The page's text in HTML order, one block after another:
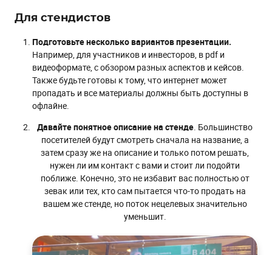
Для стендистов
Подготовьте несколько вариантов презентации.
Например, для участников и инвесторов, в pdf и
видеоформате, с обзором разных аспектов и кейсов.
Также будьте готовы к тому, что интернет может
пропадать и все материалы должны быть доступны в
офлайне.
Давайте понятное описание на стенде. Большинство
посетителей будут смотреть сначала на название, а
затем сразу же на описание и только потом решать,
нужен ли им контакт с вами и стоит ли подойти
поближе. Конечно, это не избавит вас полностью от
зевак или тех, кто сам пытается что-то продать на
вашем же стенде, но поток нецелевых значительно
уменьшит.